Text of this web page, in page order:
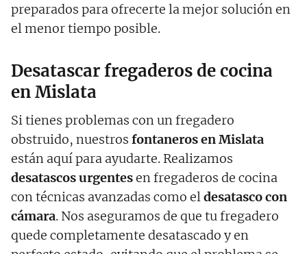
preparados para ofrecerte la mejor solución en
el menor tiempo posible.
Desatascar fregaderos de cocina
en Mislata
Si tienes problemas con un fregadero
obstruido, nuestros fontaneros en Mislata
están aquí para ayudarte. Realizamos
desatascos urgentesen fregaderos de cocina
con técnicas avanzadas como eldesatasco con
cámara. Nos aseguramos de que tu fregadero
quede completamente desatascado y en